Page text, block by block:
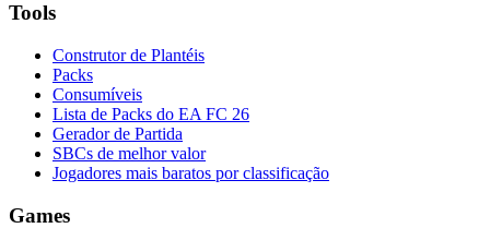
Tools
Construtor de Plantéis
Packs
Consumíveis
Lista de Packs do EA FC 26
Gerador de Partida
SBCs de melhor valor
Jogadores mais baratos por classificação
Games